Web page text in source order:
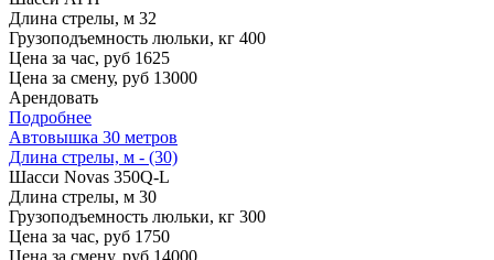
Длина стрелы, м 32
Грузоподъемность люльки, кг 400
Цена за час, руб 1625
Цена за смену, руб 13000
Арендовать
Подробнее
Автовышка 30 метров
Длина стрелы, м - (30)
Шасси Novas 350Q-L
Длина стрелы, м 30
Грузоподъемность люльки, кг 300
Цена за час, руб 1750
Цена за смену, руб 14000